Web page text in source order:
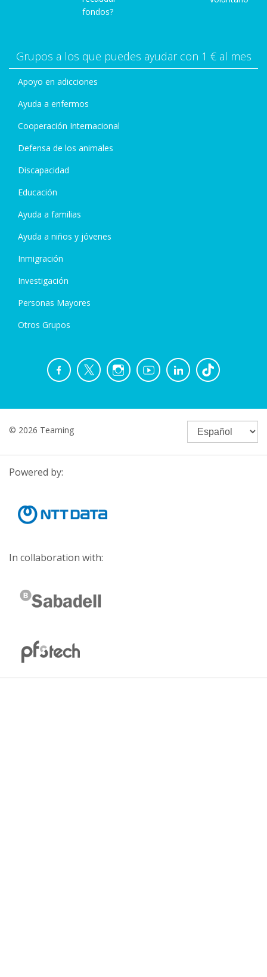
fondos?
Grupos a los que puedes ayudar con 1 € al mes
Apoyo en adicciones
Ayuda a enfermos
Cooperación Internacional
Defensa de los animales
Discapacidad
Educación
Ayuda a familias
Ayuda a niños y jóvenes
Inmigración
Investigación
Personas Mayores
Otros Grupos
© 2026 Teaming
Powered by:
In collaboration with: